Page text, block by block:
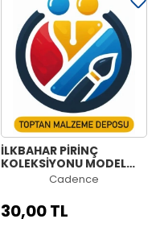
İLKBAHAR PİRİNÇ
KOLEKSİYONU MODEL
Cadence
30,00 TL